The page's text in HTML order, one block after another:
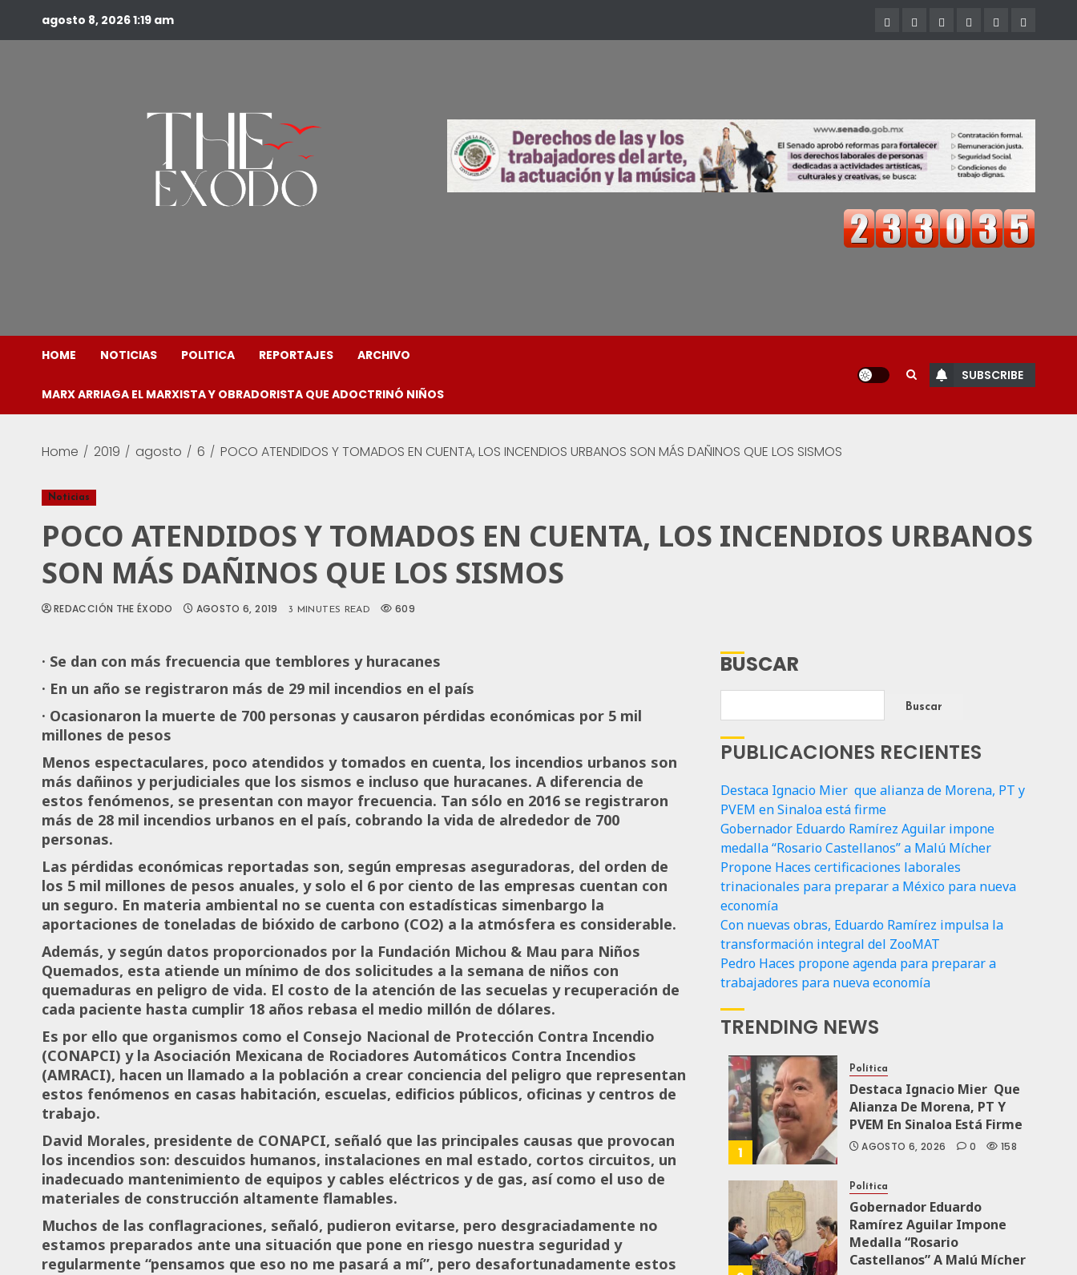
agosto 8, 20261:19 am
HOME NOTICIAS POLITICA REPORTAJES ARCHIVO
MARX ARRIAGA EL MARXISTA Y OBRADORISTA QUE ADOCTRINÓ NIÑOS
SUBSCRIBE
Home 2019 agosto 6 POCO ATENDIDOS Y TOMADOS EN CUENTA, LOS INCENDIOS URBANOS SON MÁS DAÑINOS QUE LOS SISMOS
Noticias
POCO ATENDIDOS Y TOMADOS EN CUENTA, LOS INCENDIOS URBANOS
SON MÁS DAÑINOS QUE LOS SISMOS
REDACCIÓN THE ÉXODO AGOSTO 6, 2019 3 MINUTES READ 609
· Se dan con más frecuencia que temblores y huracanes
· En un año se registraron más de 29 mil incendios en el país
· Ocasionaron la muerte de 700 personas y causaron pérdidas económicas por 5 mil
millones de pesos
Menos espectaculares, poco atendidos y tomados en cuenta, los incendios urbanos son
más dañinos y perjudiciales que los sismos e incluso que huracanes. A diferencia de
estos fenómenos, se presentan con mayor frecuencia. Tan sólo en 2016 se registraron
más de 28 mil incendios urbanos en el país, cobrando la vida de alrededor de 700
personas.
Las pérdidas económicas reportadas son, según empresas aseguradoras, del orden de
los 5 mil millones de pesos anuales, y solo el 6 por ciento de las empresas cuentan con
un seguro. En materia ambiental no se cuenta con estadísticas simenbargo la
aportaciones de toneladas de bióxido de carbono (CO2) a la atmósfera es considerable.
Además, y según datos proporcionados por la Fundación Michou & Mau para Niños
Quemados, esta atiende un mínimo de dos solicitudes a la semana de niños con
quemaduras en peligro de vida. El costo de la atención de las secuelas y recuperación de
cada paciente hasta cumplir 18 años rebasa el medio millón de dólares.
Es por ello que organismos como el Consejo Nacional de Protección Contra Incendio
(CONAPCI) y la Asociación Mexicana de Rociadores Automáticos Contra Incendios
(AMRACI), hacen un llamado a la población a crear conciencia del peligro que representan
estos fenómenos en casas habitación, escuelas, edificios públicos, oficinas y centros de
trabajo.
David Morales, presidente de CONAPCI, señaló que las principales causas que provocan
los incendios son: descuidos humanos, instalaciones en mal estado, cortos circuitos, un
inadecuado mantenimiento de equipos y cables eléctricos y de gas, así como el uso de
materiales de construcción altamente flamables.
Muchos de las conflagraciones, señaló, pudieron evitarse, pero desgraciadamente no
estamos preparados ante una situación que pone en riesgo nuestra seguridad y
regularmente “pensamos que eso no me pasará a mí”, pero desafortunadamente estos
BUSCAR
Buscar
PUBLICACIONES RECIENTES
Destaca Ignacio Mier que alianza de Morena, PT y
PVEM en Sinaloa está firme
Gobernador Eduardo Ramírez Aguilar impone
medalla “Rosario Castellanos” a Malú Mícher
Propone Haces certificaciones laborales
trinacionales para preparar a México para nueva
economía
Con nuevas obras, Eduardo Ramírez impulsa la
transformación integral del ZooMAT
Pedro Haces propone agenda para preparar a
trabajadores para nueva economía
TRENDING NEWS
1
Política
Destaca Ignacio Mier Que
Alianza De Morena, PT Y
PVEM En Sinaloa Está Firme
AGOSTO 6, 2026 0 158
Política
Gobernador Eduardo
Ramírez Aguilar Impone
Medalla “Rosario
Castellanos” A Malú Mícher